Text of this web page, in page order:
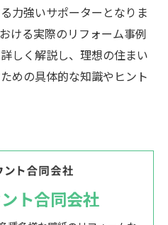
力強いサポーターとなりま
ける実際のリフォーム事例
しく解説し、理想の住まい
めの具体的な知識やヒント
ト合同会社